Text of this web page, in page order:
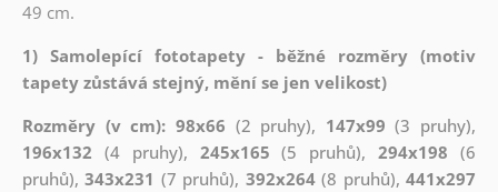
49 cm.
1) Samolepící fototapety - běžné rozměry (motiv
tapety zůstává stejný, mění se jen velikost)
Rozměry (v cm): 98x66 (2 pruhy), 147x99 (3 pruhy),
196x132 (4 pruhy), 245x165 (5 pruhů),294x198 (6
pruhů),343x231 (7 pruhů), 392x264(8 pruhů),441x297